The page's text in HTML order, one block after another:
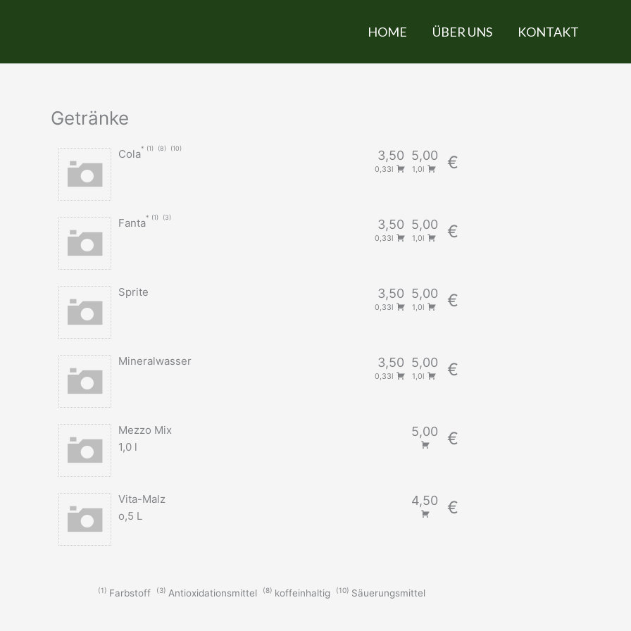
HOME ÜBER UNS KONTAKT
Getränke
Cola 1 8 10 3,50
0,33l
5,00
1,0l €
Fanta 1 3 3,50
0,33l
5,00
1,0l €
Sprite 3,50
0,33l
5,00
1,0l €
Mineralwasser 3,50
0,33l
5,00
1,0l €
Mezzo Mix 5,00 €
1,0 l
Vita-Malz 4,50 €
o,5 L
1 Farbstoff 3 Antioxidationsmittel 8 koffeinhaltig 10 Säuerungsmittel